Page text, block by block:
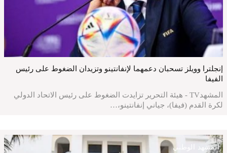
إنجلترا وويلز تسحبان دعمهما لإنفانتينو وتزيدان الضغوط على رئيس
الفيفا
المشهدTV - هيئة التحرير تزايدت الضغوط على رئيس الاتحاد الدولي
لكرة القدم (فيفا)، جياني إنفانتينو،…
المشهد الوطني